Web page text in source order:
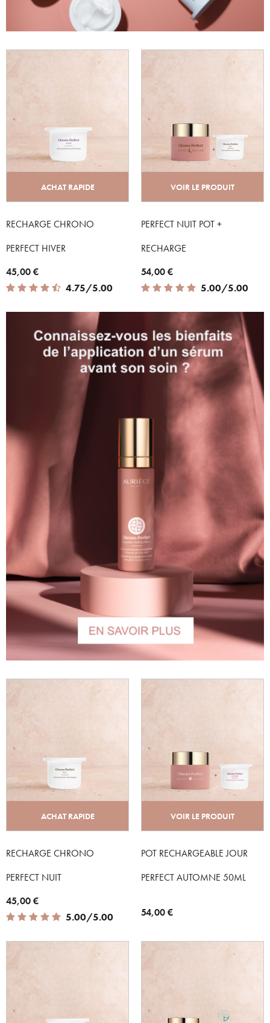
ACHAT RAPIDE
RECHARGE CHRONO
PERFECT HIVER
45,00 €
4.75 out of 5 Customer Rating
4.75/5.00
VOIR LE PRODUIT
PERFECT NUIT POT +
RECHARGE
54,00 €
5.00 out of 5 Customer Rating
5.00/5.00
ACHAT RAPIDE
RECHARGE CHRONO
PERFECT NUIT
45,00 €
5.00 out of 5 Customer Rating
5.00/5.00
VOIR LE PRODUIT
POT RECHARGEABLE JOUR
PERFECT AUTOMNE 50ML
54,00 €